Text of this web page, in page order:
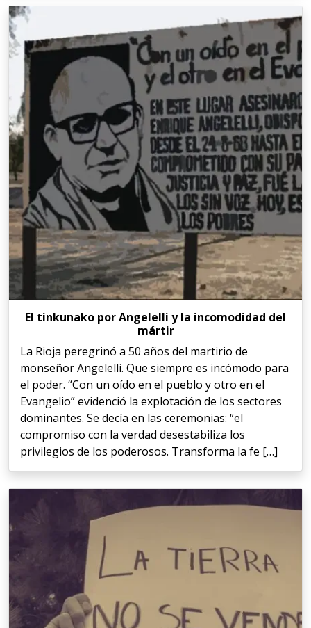
El tinkunako por Angelelli y la incomodidad del
mártir
La Rioja peregrinó a 50 años del martirio de
monseñor Angelelli. Que siempre es incómodo para
el poder. “Con un oído en el pueblo y otro en el
Evangelio” evidenció la explotación de los sectores
dominantes. Se decía en las ceremonias: “el
compromiso con la verdad desestabiliza los
privilegios de los poderosos. Transforma la fe […]